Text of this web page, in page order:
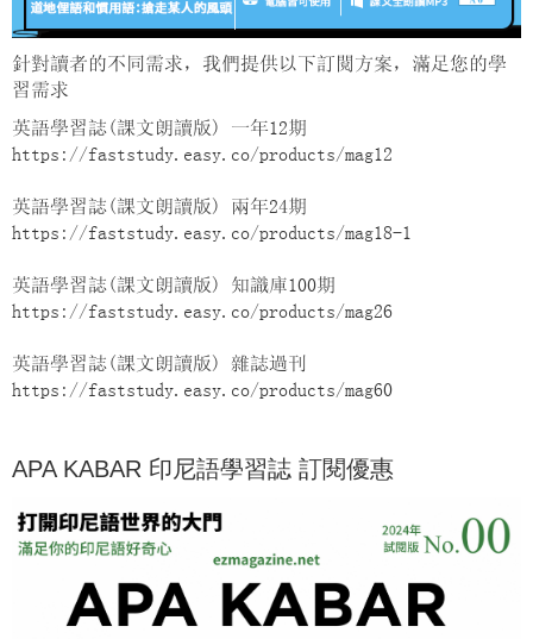
針對讀者的不同需求，我們提供以下訂閱方案，滿足您的學
習需求
英語學習誌(課文朗讀版) 一年12期
https://faststudy.easy.co/products/mag12
英語學習誌(課文朗讀版) 兩年24期
https://faststudy.easy.co/products/mag18-1
英語學習誌(課文朗讀版) 知識庫100期
https://faststudy.easy.co/products/mag26
英語學習誌(課文朗讀版) 雜誌過刊
https://faststudy.easy.co/products/mag60
APA KABAR 印尼語學習誌 訂閱優惠